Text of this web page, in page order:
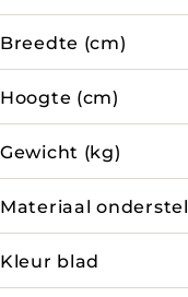
Breedte (cm)
Hoogte (cm)
Gewicht (kg)
Materiaal onderstel
Kleur blad